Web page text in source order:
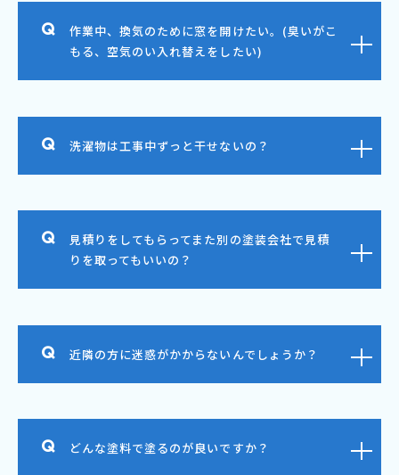
作業中、換気のために窓を開けたい。(臭いがこ
もる、空気のい入れ替えをしたい)
洗濯物は工事中ずっと干せないの？
見積りをしてもらってまた別の塗装会社で見積
りを取ってもいいの？
近隣の方に迷惑がかからないんでしょうか？
どんな塗料で塗るのが良いですか？